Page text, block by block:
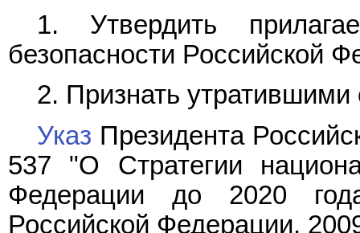
1. Утвердить
безопасности Российской
2. Признать утратившими
Указ Президента
537 "О Стратегии
Федерации до 2020
Российской Федерации,